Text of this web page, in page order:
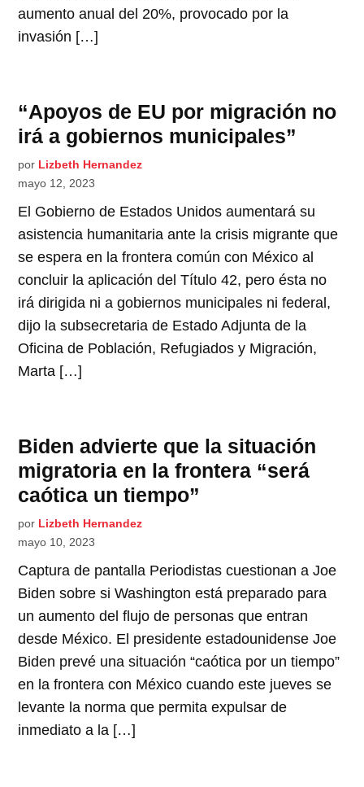
aumento anual del 20%, provocado por la
invasión […]
“Apoyos de EU por migración no
irá a gobiernos municipales”
por Lizbeth Hernandez
mayo 12, 2023
El Gobierno de Estados Unidos aumentará su
asistencia humanitaria ante la crisis migrante que
se espera en la frontera común con México al
concluir la aplicación del Título 42, pero ésta no
irá dirigida ni a gobiernos municipales ni federal,
dijo la subsecretaria de Estado Adjunta de la
Oficina de Población, Refugiados y Migración,
Marta […]
Biden advierte que la situación
migratoria en la frontera “será
caótica un tiempo”
por Lizbeth Hernandez
mayo 10, 2023
Captura de pantalla Periodistas cuestionan a Joe
Biden sobre si Washington está preparado para
un aumento del flujo de personas que entran
desde México. El presidente estadounidense Joe
Biden prevé una situación “caótica por un tiempo”
en la frontera con México cuando este jueves se
levante la norma que permita expulsar de
inmediato a la […]